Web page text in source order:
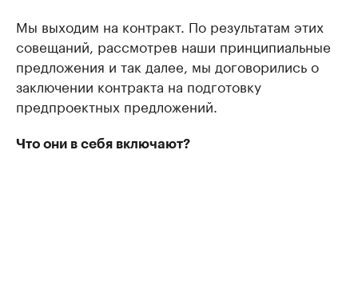
Мы выходим на контракт. По результатам этих
совещаний, рассмотрев наши принципиальные
предложения и так далее, мы договорились о
заключении контракта на подготовку
предпроектных предложений.
Что они в себя включают?